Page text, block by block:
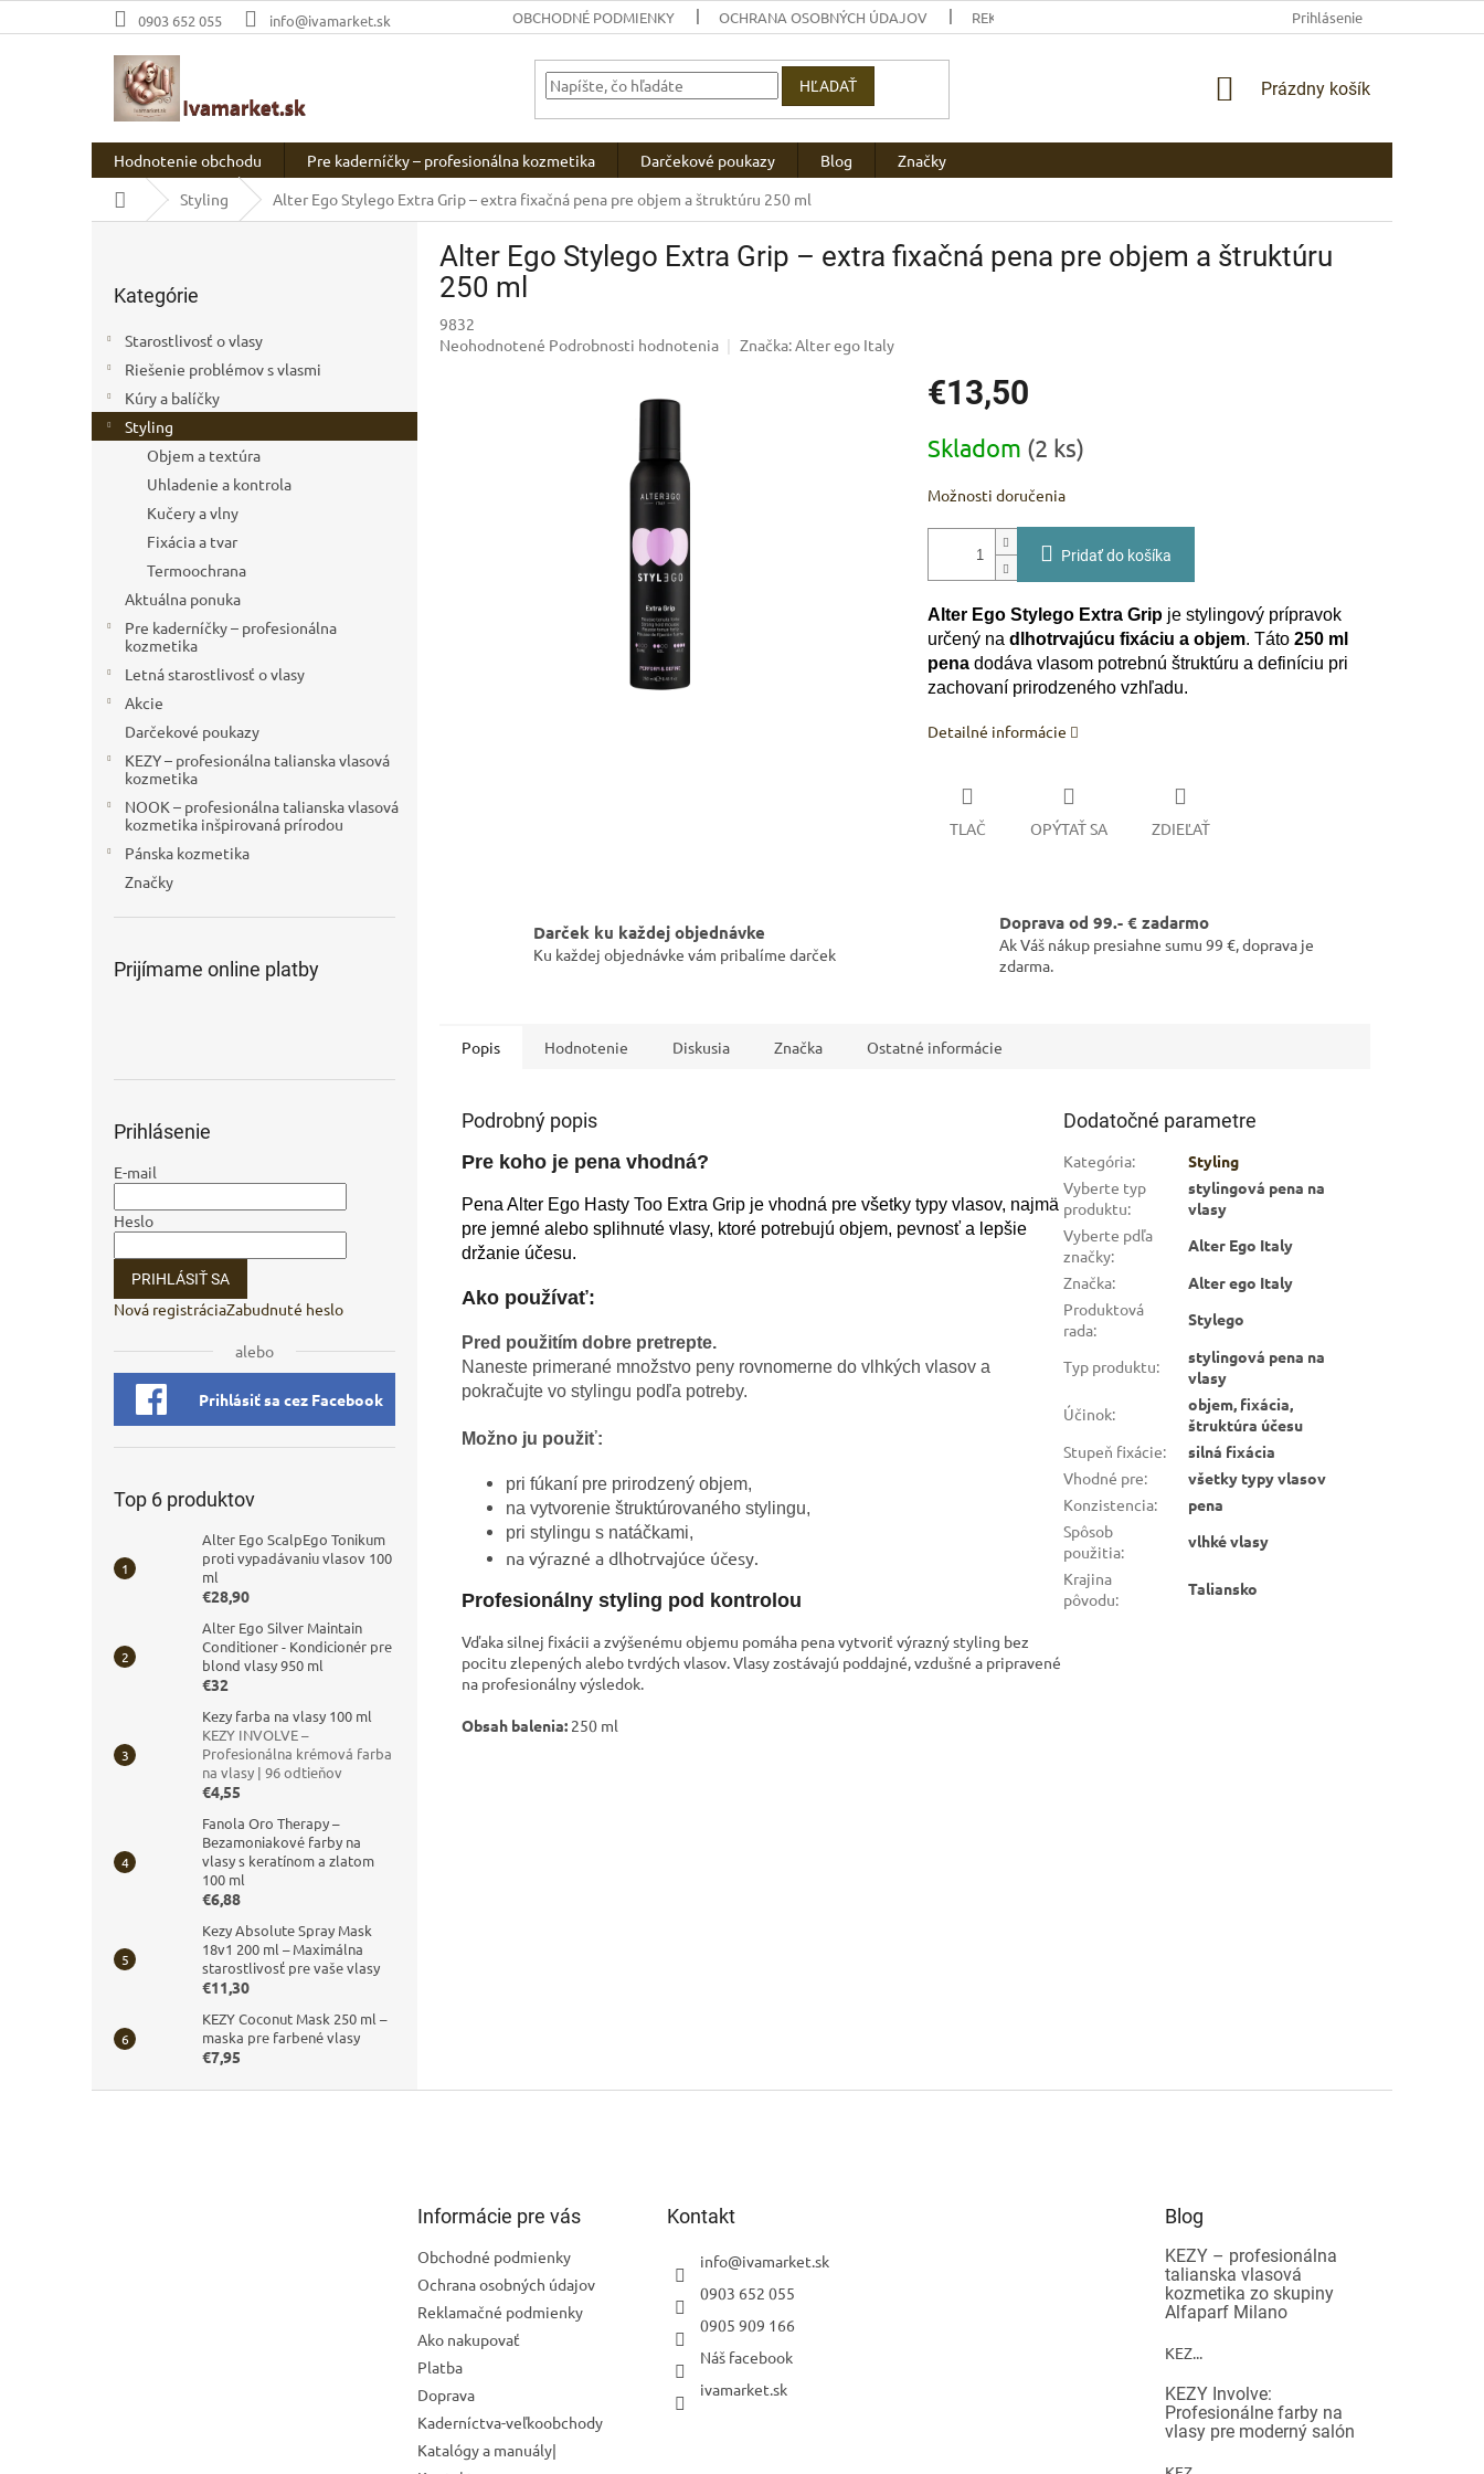
na
0903 652 055 info@ivamarket.sk OBCHODNÉ PODMIENKY OCHRANA OSOBNÝCH ÚDAJOV REKLAMAČNÉ PODMIENKY AKO NAKUPOVAŤ PLATBA
Prihlásenie
HĽADAŤ
NÁKUPNÝ
Prázdny košík
Hodnotenie obchodu Pre kaderníčky – profesionálna kozmetika Darčekové poukazy Blog
Značky
DomovStyling Alter Ego Stylego Extra Grip – extra fixačná pena pre objem a štruktúru 250 ml
kategórie
Kategórie
Starostlivosť o vlasy
Riešenie problémov s vlasmi
Kúry a balíčky
Styling
Objem a textúra
Uhladenie a kontrola
Kučery a vlny
Fixácia a tvar
Termoochrana
Aktuálna ponuka
Pre kaderníčky – profesionálna
kozmetika
Letná starostlivosť o vlasy
Akcie
Darčekové poukazy
KEZY – profesionálna talianska vlasová
kozmetika
NOOK – profesionálna talianska vlasová
kozmetika inšpirovaná prírodou
Pánska kozmetika
Značky
Prijímame online platby
Prihlásenie
E-mail
Heslo
PRIHLÁSIŤ SA
Nová registráciaZabudnuté heslo
alebo
Prihlásiť sa cez Facebook
Top 6 produktov
Alter Ego ScalpEgo Tonikum
proti vypadávaniu vlasov 100
ml
€28,90
Alter Ego Silver Maintain
Conditioner - Kondicionér pre
blond vlasy 950 ml
€32
Kezy farba na vlasy 100 ml
KEZY INVOLVE –
Profesionálna krémová farba
na vlasy | 96 odtieňov
€4,55
Fanola Oro Therapy –
Bezamoniakové farby na
vlasy s keratínom a zlatom
100 ml
€6,88
Kezy Absolute Spray Mask
18v1 200 ml – Maximálna
starostlivosť pre vaše vlasy
€11,30
KEZY Coconut Mask 250 ml –
maska pre farbené vlasy
€7,95
Alter Ego Stylego Extra Grip – extra fixačná pena pre objem a štruktúru
250 ml
9832
Priemerné
Neohodnotené Podrobnosti hodnotenia Značka:Alter ego Italy
€13,50
cena:
Skladom (2 ks)
Možnosti doručenia
Pridať do košíka
Alter Ego Stylego Extra Gripje stylingový prípravok
určený na dlhotrvajúcu fixáciu a objem. Táto 250 ml
penadodáva vlasom potrebnú štruktúru a definíciu pri
zachovaní prirodzeného vzhľadu.
Detailné informácie
TLAČ OPÝTAŤ SA ZDIEĽAŤ
Darček ku každej objednávke
Ku každej objednávke vám pribalíme darček
Doprava od 99.- € zadarmo
Ak Váš nákup presiahne sumu 99 €, doprava je
zdarma.
Popis Hodnotenie Diskusia Značka Ostatné informácie
Podrobný popis
Pre koho je pena vhodná?
Pena Alter Ego Hasty Too Extra Grip je vhodná pre všetky typy vlasov, najmä
pre jemné alebo splihnuté vlasy, ktoré potrebujú objem, pevnosť a lepšie
držanie účesu.
Ako používať:
Pred použitím dobre pretrepte.
Naneste primerané množstvo peny rovnomerne do vlhkých vlasov a
pokračujte vo stylingu podľa potreby.
Možno ju použiť:
pri fúkaní pre prirodzený objem,
na vytvorenie štruktúrovaného stylingu,
pri stylingu s natáčkami,
na výrazné a dlhotrvajúce účesy.
Profesionálny styling pod kontrolou
Vďaka silnej fixácii a zvýšenému objemu pomáha pena vytvoriť výrazný styling bez
pocitu zlepených alebo tvrdých vlasov. Vlasy zostávajú poddajné, vzdušné a pripravené
na profesionálny výsledok.
Obsah balenia: 250 ml
Dodatočné parametre
Kategória:
Styling
Vyberte typ
produktu:
stylingová pena na
vlasy
Vyberte pdľa
značky:
Alter Ego Italy
Značka:
Alter ego Italy
Produktová
rada:
Stylego
Typ produktu:
stylingová pena na
vlasy
Účinok:
objem, fixácia,
štruktúra účesu
Stupeň fixácie:
silná fixácia
Vhodné pre:
všetky typy vlasov
Konzistencia:
pena
Spôsob
použitia:
vlhké vlasy
Krajina
pôvodu:
Taliansko
Informácie pre vás
Obchodné podmienky
Ochrana osobných údajov
Reklamačné podmienky
Ako nakupovať
Platba
Doprava
Kaderníctva-veľkoobchody
Katalógy a manuály|
Kontakt
info@ivamarket.sk
0903 652 055
0905 909 166
Náš facebook
ivamarket.sk
Blog
KEZY – profesionálna
talianska vlasová
kozmetika zo skupiny
Alfaparf Milano
KEZ...
KEZY Involve:
Profesionálne farby na
vlasy pre moderný salón